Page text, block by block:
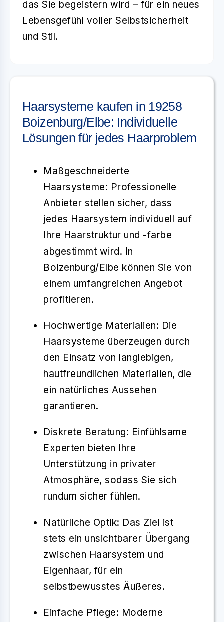
das Sie begeistern wird – für ein neues
Lebensgefühl voller Selbstsicherheit
und Stil.
Haarsysteme kaufen in 19258
Boizenburg/Elbe: Individuelle
Lösungen für jedes Haarproblem
Maßgeschneiderte
Haarsysteme: Professionelle
Anbieter stellen sicher, dass
jedes Haarsystem individuell auf
Ihre Haarstruktur und -farbe
abgestimmt wird. In
Boizenburg/Elbe können Sie von
einem umfangreichen Angebot
profitieren.
Hochwertige Materialien: Die
Haarsysteme überzeugen durch
den Einsatz von langlebigen,
hautfreundlichen Materialien, die
ein natürliches Aussehen
garantieren.
Diskrete Beratung: Einfühlsame
Experten bieten Ihre
Unterstützung in privater
Atmosphäre, sodass Sie sich
rundum sicher fühlen.
Natürliche Optik: Das Ziel ist
stets ein unsichtbarer Übergang
zwischen Haarsystem und
Eigenhaar, für ein
selbstbewusstes Äußeres.
Einfache Pflege: Moderne